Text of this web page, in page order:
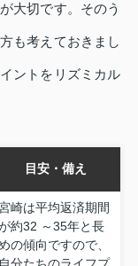
大切です。そのう
も考えておきまし
ントをリズミカル
目安・備え
崎は平均返済期間
約32 ～35年と長
の傾向ですので、